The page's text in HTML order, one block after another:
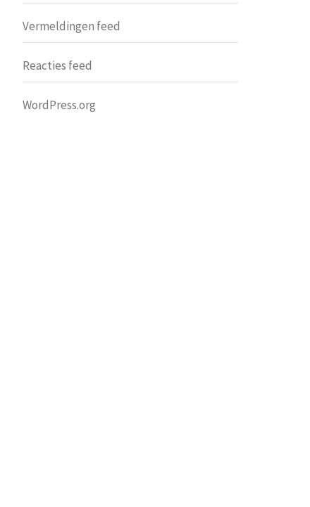
Vermeldingen feed
Reacties feed
WordPress.org